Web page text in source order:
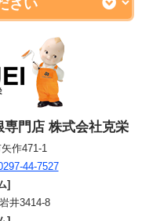
門店 株式会社克栄
作471-1
44-7527
]
井3414-8